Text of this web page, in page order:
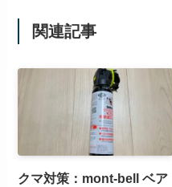
関連記事
クマ対策：mont-bell ベア